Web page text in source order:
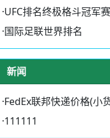
·UFC排名终极格斗冠军赛
·国际足联世界排名
新闻
·FedEx联邦快递价格(小
·111111